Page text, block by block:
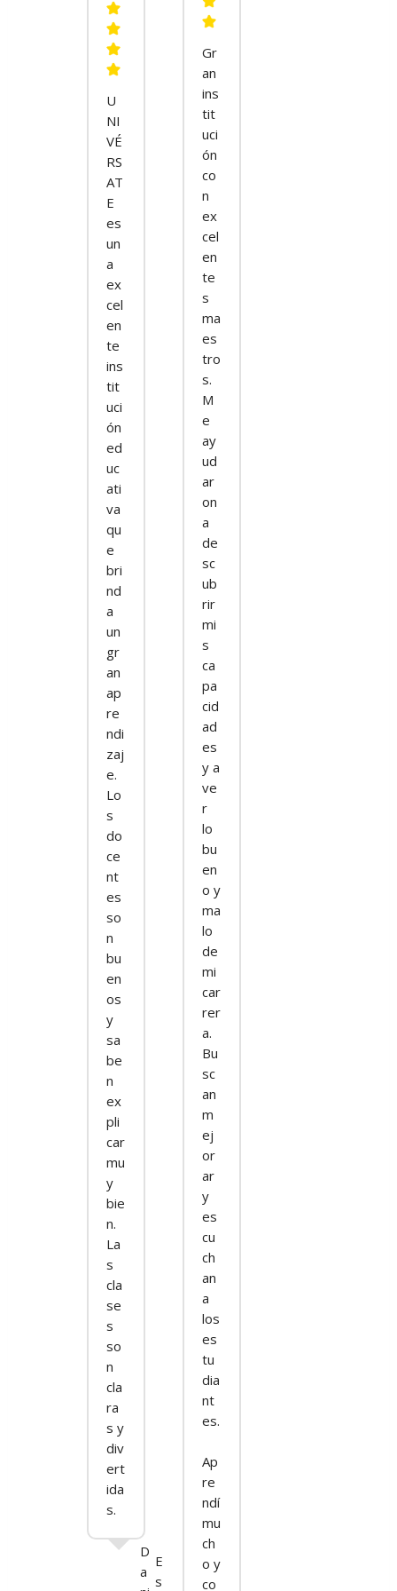
U
NI
VÉ
RS
AT
E
es
un
a
ex
cel
en
te
ins
tit
uci
ón
ed
uc
ati
va
qu
e
bri
nd
a
un
gr
an
ap
re
ndi
zaj
e.
Lo
s
do
ce
nt
es
so
n
bu
en
os
y
sa
be
n
ex
pli
car
mu
y
bie
n.
La
s
cla
se
s
so
n
cla
ra
s y
div
ert
ida
s.
D
a
E
s
Gr
an
ins
tit
uci
ón
co
n
ex
cel
en
te
s
ma
es
tro
s.
M
e
ay
ud
ar
on
a
de
sc
ub
rir
mi
s
ca
pa
cid
ad
es
y a
ve
r
lo
bu
en
o y
ma
lo
de
mi
car
rer
a.
Bu
sc
an
m
ej
or
ar
y
es
cu
ch
an
a
los
es
tu
dia
nt
es.
Ap
re
ndí
mu
ch
o y
co